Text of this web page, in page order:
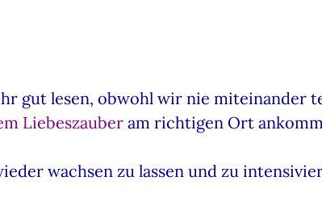
gut lesen, obwohl wir nie miteinander
Liebeszauber am richtigen Ort
wachsen zu lassen und zu